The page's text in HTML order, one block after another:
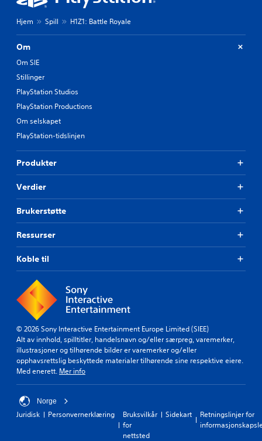
Hjem Spill H1Z1: Battle Royale
Om
Om SIE
Stillinger
PlayStation Studios
PlayStation Productions
Om selskapet
PlayStation-tidslinjen
Produkter
Verdier
Brukerstøtte
Ressurser
Koble til
© 2026 Sony Interactive Entertainment Europe Limited (SIEE)
Alt av innhold, spilltitler, handelsnavn og/eller særpreg, varemerker,
illustrasjoner og tilhørende bilder er varemerker og/eller
opphavsrettslig beskyttede materialer tilhørende sine respektive eiere.
Med enerett. Mer info
Norge
Juridisk Personvernerklæring
Bruksvilkår
for
nettsted
Sidekart
Retningslinjer for